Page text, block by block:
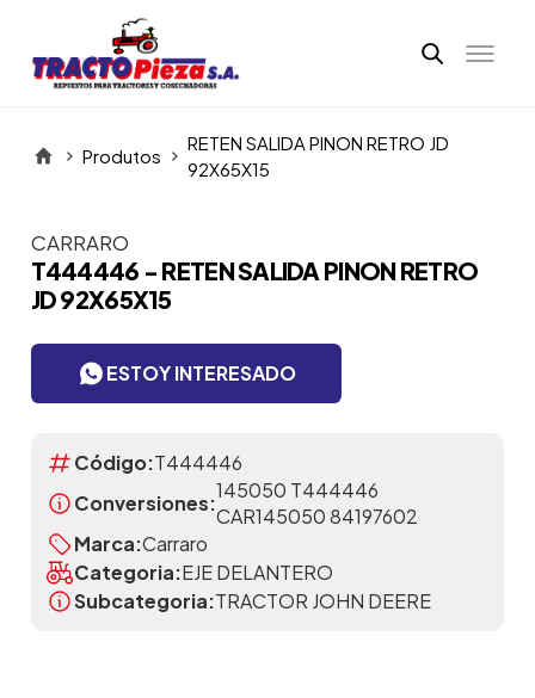
Produtos
RETEN SALIDA PINON RETRO JD
92X65X15
Itens da Galeria
CARRARO
T444446 - RETEN SALIDA PINON RETRO
JD 92X65X15
ESTOY INTERESADO
Código:T444446
Conversiones:
145050 T444446
CAR145050 84197602
Marca:Carraro
Categoria:EJE DELANTERO
Subcategoria:TRACTOR JOHN DEERE